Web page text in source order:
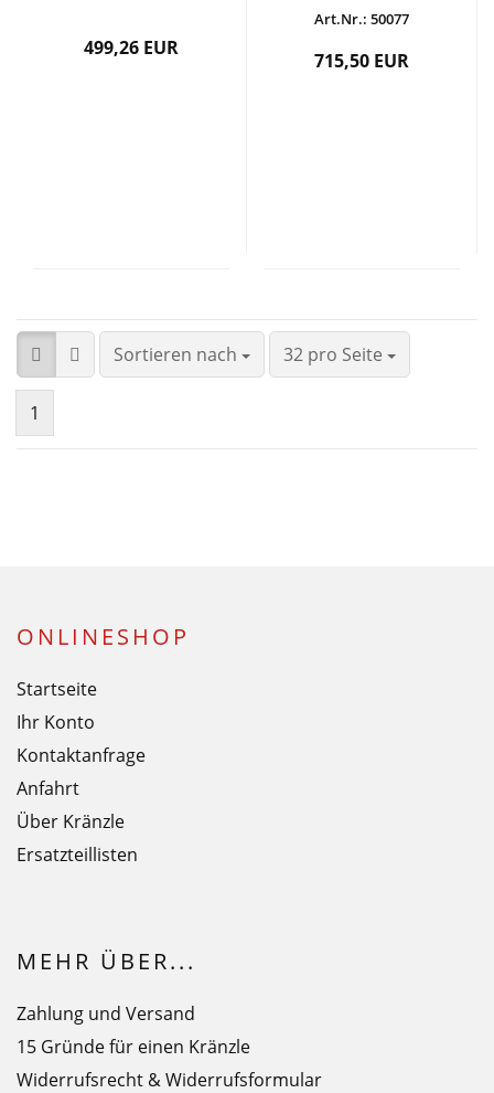
499,26 EUR
Art.Nr.: 50077
715,50 EUR
Sortieren nach 32 pro Seite
1
ONLINESHOP
Startseite
Ihr Konto
Kontaktanfrage
Anfahrt
Über Kränzle
Ersatzteillisten
MEHR ÜBER...
Zahlung und Versand
15 Gründe für einen Kränzle
Widerrufsrecht & Widerrufsformular